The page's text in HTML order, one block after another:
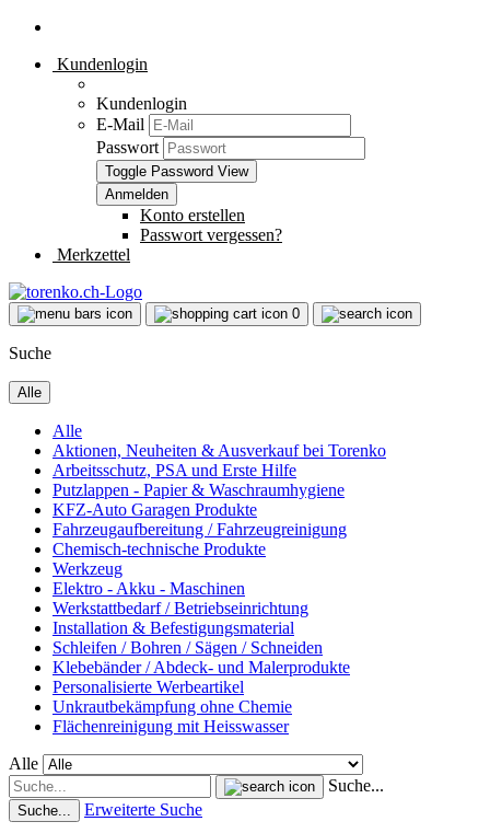
Kundenlogin
Kundenlogin
E-Mail
Passwort
Toggle Password View
Konto erstellen
Passwort vergessen?
Merkzettel
0
Suche
Alle
Alle
Aktionen, Neuheiten & Ausverkauf bei Torenko
Arbeitsschutz, PSA und Erste Hilfe
Putzlappen - Papier & Waschraumhygiene
KFZ-Auto Garagen Produkte
Fahrzeugaufbereitung / Fahrzeugreinigung
Chemisch-technische Produkte
Werkzeug
Elektro - Akku - Maschinen
Werkstattbedarf / Betriebseinrichtung
Installation & Befestigungsmaterial
Schleifen / Bohren / Sägen / Schneiden
Klebebänder / Abdeck- und Malerprodukte
Personalisierte Werbeartikel
Unkrautbekämpfung ohne Chemie
Flächenreinigung mit Heisswasser
Alle
Suche...
Suche... Erweiterte Suche